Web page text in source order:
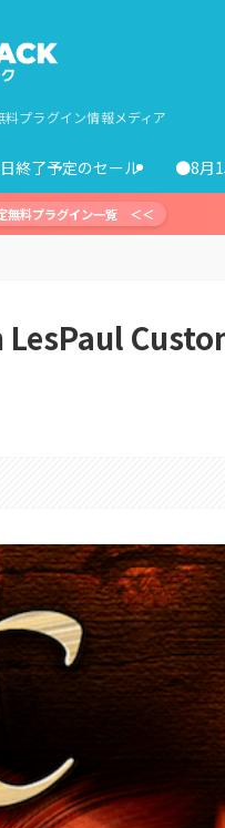
プラグイン情報メディア
終了予定のセール ●8月
無料プラグイン一覧 ＜＜
LesPaul